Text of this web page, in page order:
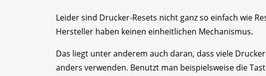
Leider sind Drucker-Resets nicht ganz so einfach wie
Hersteller haben keinen einheitlichen Mechanismus.
Das liegt unter anderem auch daran, dass viele
anders verwenden. Benutzt man beispielsweise die